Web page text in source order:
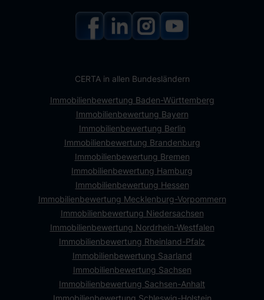
CERTA in allen Bundesländern
Immobilienbewertung Baden-Württemberg
Immobilienbewertung Bayern
Immobilienbewertung Berlin
Immobilienbewertung Brandenburg
Immobilienbewertung Bremen
Immobilienbewertung Hamburg
Immobilienbewertung Hessen
Immobilienbewertung Mecklenburg-Vorpommern
Immobilienbewertung Niedersachsen
Immobilienbewertung Nordrhein-Westfalen
Immobilienbewertung Rheinland-Pfalz
Immobilienbewertung Saarland
Immobilienbewertung Sachsen
Immobilienbewertung Sachsen-Anhalt
Immobilienbewertung Schleswig-Holstein